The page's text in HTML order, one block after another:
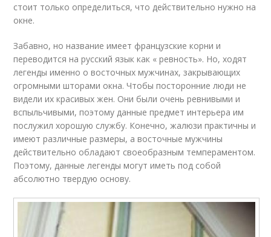
стоит только определиться, что действительно нужно на
окне.
Забавно, но название имеет французские корни и
переводится на русский язык как « ревность». Но, ходят
легенды именно о восточных мужчинах, закрывающих
огромными шторами окна. Чтобы посторонние люди не
видели их красивых жен. Они были очень ревнивыми и
вспыльчивыми, поэтому данные предмет интерьера им
послужил хорошую службу. Конечно, жалюзи практичны и
имеют различные размеры, а восточные мужчины
действительно обладают своеобразным темпераментом.
Поэтому, данные легенды могут иметь под собой
абсолютно твердую основу.